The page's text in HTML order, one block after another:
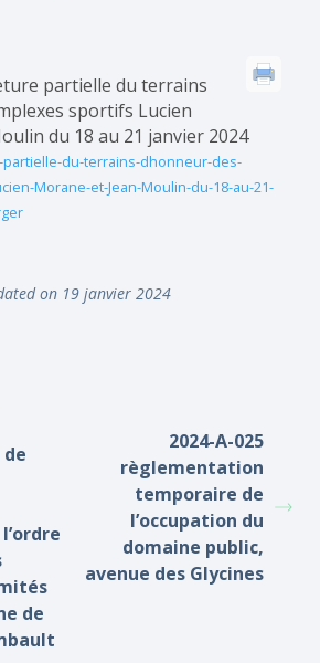
partielle du terrains
sportifs Lucien
du 18 au 21 janvier 2024
partielle-du-terrains-dhonneur-des-
Morane-et-Jean-Moulin-du-18-au-21-
on 19 janvier 2024
de
2024-A-025
règlementation
temporaire de
l’occupation du
domaine public,
avenue des Glycines